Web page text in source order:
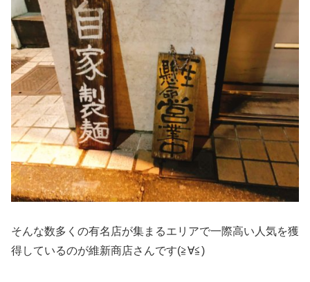
そんな数多くの有名店が集まるエリアで一際高い人気を獲
得しているのが維新商店さんです(≧∀≦)